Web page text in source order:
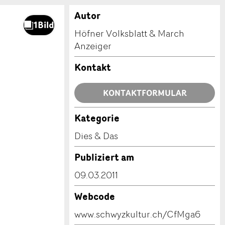
Autor
Höfner Volksblatt & March
Anzeiger
Kontakt
KONTAKTFORMULAR
Kategorie
Dies & Das
Publiziert am
09.03.2011
Webcode
www.schwyzkultur.ch/CfMga6